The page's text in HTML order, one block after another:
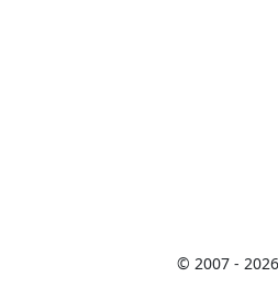
© 2007 - 2026